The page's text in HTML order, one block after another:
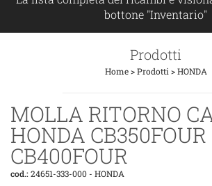
bottone "Inventario"
Prodotti
Home>Prodotti >HONDA
MOLLA RITORNO
HONDA CB350FOUR
CB400FOUR
cod.:24651-333-000 - HONDA